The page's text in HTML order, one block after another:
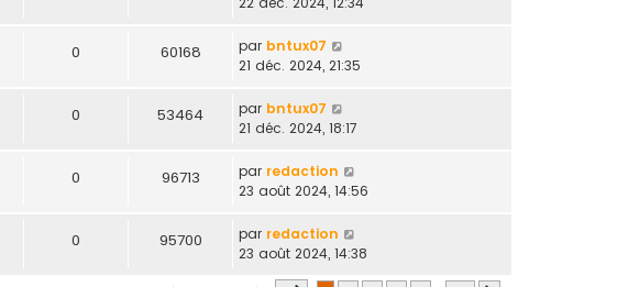
0 60168 par bntux07
21 déc. 2024, 21:35
0 53464 par bntux07
21 déc. 2024, 18:17
0 96713 par redaction
23 août 2024, 14:56
0 95700 par redaction
23 août 2024, 14:38